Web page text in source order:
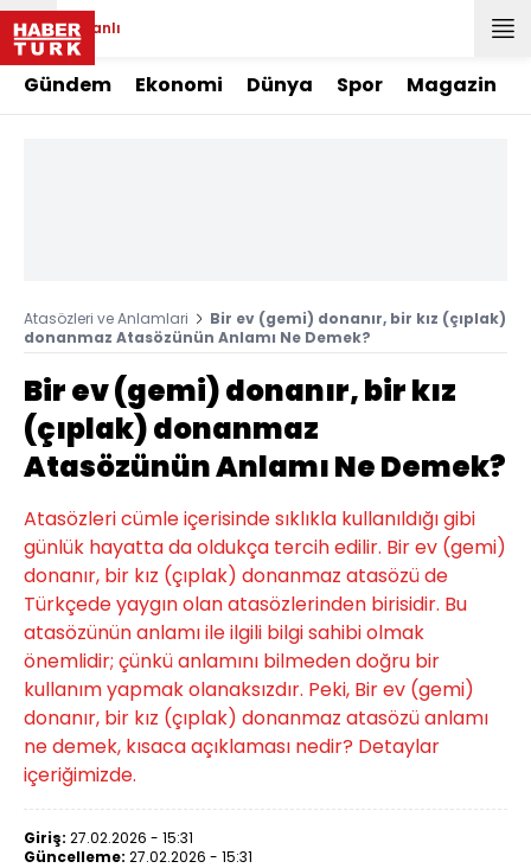
Canlı
Gündem Ekonomi Dünya Spor Magazin
Atasözleri ve Anlamlari
Bir ev (gemi) donanır, bir kız (çıplak)
donanmaz Atasözünün Anlamı Ne Demek?
Bir ev (gemi) donanır, bir kız
(çıplak) donanmaz
Atasözünün Anlamı Ne Demek?
Atasözleri cümle içerisinde sıklıkla kullanıldığı gibi
günlük hayatta da oldukça tercih edilir. Bir ev (gemi)
donanır, bir kız (çıplak) donanmaz atasözü de
Türkçede yaygın olan atasözlerinden birisidir. Bu
atasözünün anlamı ile ilgili bilgi sahibi olmak
önemlidir; çünkü anlamını bilmeden doğru bir
kullanım yapmak olanaksızdır. Peki, Bir ev (gemi)
donanır, bir kız (çıplak) donanmaz atasözü anlamı
ne demek, kısaca açıklaması nedir? Detaylar
içeriğimizde.
Giriş: 27.02.2026 - 15:31
Güncelleme: 27.02.2026 - 15:31